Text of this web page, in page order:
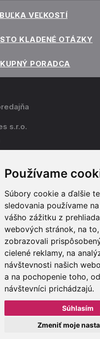
Používame
Súbory cookie a ďalšie
sledovania používame
vášho zážitku z
webových stránok, na
zobrazovali
cielené reklamy, na
návštevnosti našich
a na pochopenie toho,
návštevníci prichádzajú.
Súhlasím
Zmeniť moje
VEĽKOSTÍ
KLADENÉ OTÁZKY
PORADCA
s.r.o.
Kostelec
036,
390